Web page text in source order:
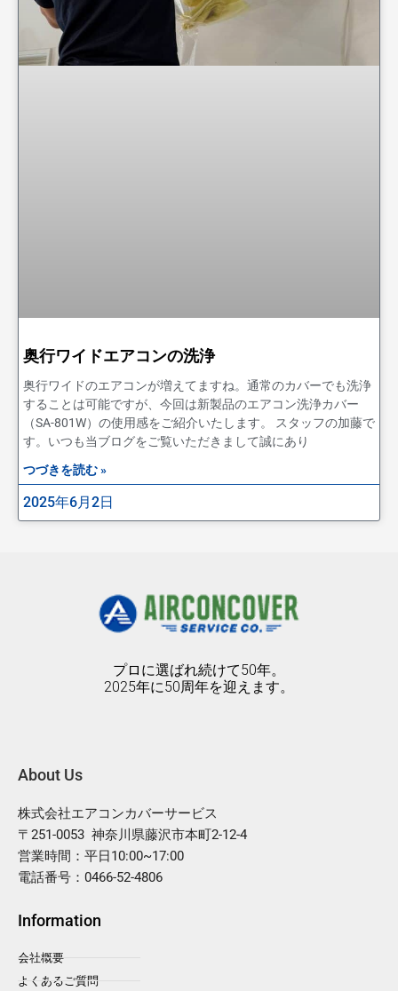
奥行ワイドエアコンの洗浄
奥行ワイドのエアコンが増えてますね。通常のカバーでも洗浄
することは可能ですが、今回は新製品のエアコン洗浄カバー
（SA-801W）の使用感をご紹介いたします。 スタッフの加藤で
す。いつも当ブログをご覧いただきまして誠にあり
つづきを読む »
2025年6月2日
プロに選ばれ続けて50年。
2025年に50周年を迎えます。
About Us
株式会社エアコンカバーサービス
〒251-0053 神奈川県藤沢市本町2-12-4
営業時間：平日10:00~17:00
電話番号：0466-52-4806
Information
会社概要
よくあるご質問